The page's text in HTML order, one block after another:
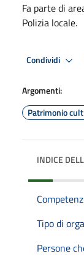
Fa parte di
Polizia locale.
Condividi
Argomenti:
Patrimonio
INDICE
Tipo di
Persone